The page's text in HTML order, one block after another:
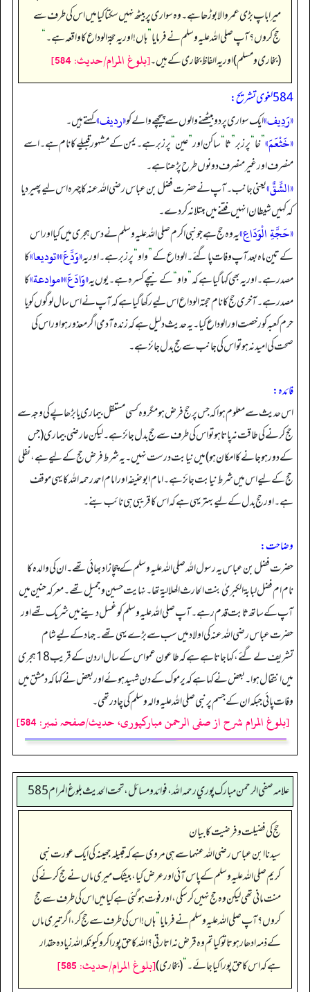
میرا باپ بڑی عمر والا بوڑھا ہے۔ وہ سواری پر بیٹھ نہیں سکتا کیا میں اس کی طرف سے
حج کروں؟ آپ صلی اللہ علیہ وسلم نے فرمایا”ہاں! اور یہ حجۃ الوداع کا واقعہ ہے۔“
(بخاری و مسلم) اور یہ الفاظ بخاری کے ہیں۔[بلوغ المرام/حدیث: 584]
584 لغوی تشریح:
«رَدِيف»ایک سواری پر دو بیٹھنے والوں سے پیچھے والے کو«رديف»کہتے ہیں۔
«خَثْعَمَ»”خا“پر زبر”ثا“ساکن اور”عین“پر زبر ہے۔ یمن کے مشہور قبیلے کا نام ہے۔ اسے
منصرف اور غیر منصرف دونوں طرح پڑھنا ہے۔
«الشِّقٌ»یعنی جانب۔ آپ نے حضرت فضل بن عباس رضی اللہ عنہ کا چہرہ اس لیے پھیر دیا
کہ کہیں شیطان انہیں فتنے میں مبتلا نہ کر دے۔
«حَجَّةِ الْوَدَاعِ»یہ وہ حج ہے جو نبی اکرم صلی اللہ علیہ وسلم نے دس ہجری میں کیا اور اس
کے تین ماہ بعد آپ وفات پاگئے۔ الوداع کے”واو“پر زبر ہے۔ اور یہ«وَدَّعَ»«توديعا»کا
مصدر ہے۔ اور یہ بھی کہا گیا ہے کہ”واو“کے نیچے کسرہ ہے۔ یوں یہ«وَادَعَ»«موادعة»کا
مصدر ہے۔ آخری حج کا نام حجتہ الوداع اس لیے رکھا گیا ہے کہ آپ نے اس سال لوگوں کو یا
حرم کعبہ کو رخصت اور الوداع کیا۔ یہ حدیث دلیل ہے کہ زندہ آدمی اگر معذور ہو اور اس کی
صحت کی امید نہ ہو تو اس کی جانب سے حج بدل جائز ہے۔
فائدہ:
اس حدیث سے معلوم ہوا کہ جس پر حج فرض ہو مگر وہ کسی مستقل بیماری یا بڑھاپے کی وجہ سے
حج کرنے کی طاقت نہ پاتا ہو تو اس کی طرف سے حج بدل جائز ہے۔ لیکن عارضی بیماری (جس
کے دور ہو جانے کا امکان ہو) میں نیابت درست نہیں۔ یہ شرط فرض حج کے لیے ہے، نفلی
حج کے لیے اس میں شرط نیابت جائز ہے۔ امام ابوحنیفہ اور امام احمد رحمہ اللہ کا یہی موقف
ہے۔ اور حج بدل کے لیے بہتر یہی ہے کہ اس کا قریبی ہی نائب بنے۔
وضاحت:
حضرت فضل بن عباس یہ رسول اللہ صلی اللہ علیہ وسلم کے چچا زاد بھائی تھے۔ ان کی والدہ کا
نام ام فضل لبابۃ الکبریٰ بنت الحارث الھلالیۃ تھا۔ نہایت حسین و جمیل تھے۔ معرکہ حنین میں
آپ کے ساتھ ثابت قدم رہے۔ آپ صلی اللہ علیہ وسلم کو غسل دینے میں شریک تھے اور
حضرت عباس رضی اللہ عنہ کی اولاد میں سب سے بڑے یہی تھے۔ جہاد کے لیے شام
تشریف لے گئے، کہا جاتا ہے ہے کہ طاعون عمواس کے سال اردن کے قریب 18 ہجری
میں انتقال ہوا۔ بعض نے کہا ہے کہ یرموک کے دن شہید ہوئے اور بعض نے کہا کہ دمشق میں
وفات پائی جبکہ ان کے جسم پر نبی صلی اللہ علیہ والہ وسلم کی چادر تھی۔
[بلوغ المرام شرح از صفی الرحمن مبارکپوری، حدیث/صفحہ نمبر: 584]
علامه صفي الرحمن مبارك پوري رحمه الله، فوائد و مسائل، تحت الحديث بلوغ المرام 585
حج کی فضیلت و فرضیت کا بیان
سیدنا ابن عباس رضی اللہ عنہما سے ہی مروی ہے کہ قبیلہ جھینہ کی ایک عورت نبی
کریم صلی اللہ علیہ وسلم کے پاس آئی اور عرض کیا، بیشک میری ماں نے حج کرنے کی
منت مانی تھی لیکن وہ حج نہیں کر سکی، اور فوت ہو گئی ہے کیا میں اس کی طرف سے حج
کروں؟ آپ صلی اللہ علیہ وسلم نے فرمایا”ہاں! اس کی طرف سے حج کر، اگر تیری ماں
کے ذمہ ادھار ہوتا تو کیا تم وہ قرض نہ اتارتی؟ اللہ کا حق پورا کرو کیونکہ اللہ زیادہ حقدار
ہے کہ اس کا حق پورا کیا جائے۔“(بخاری)[بلوغ المرام/حدیث: 585]